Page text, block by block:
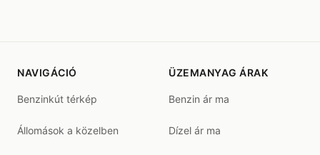
NAVIGÁCIÓ
Benzinkút térkép
Állomások a közelben
ÜZEMANYAG ÁRAK
Benzin ár ma
Dízel ár ma